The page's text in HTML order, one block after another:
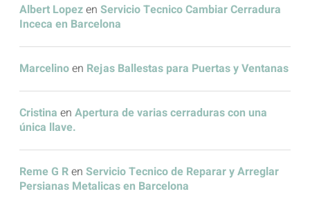
Albert Lopezen Servicio Tecnico Cambiar Cerradura
Inceca en Barcelona
Marcelinoen Rejas Ballestas para Puertas y Ventanas
Cristina en Apertura de varias cerraduras con una
única llave.
Reme G Ren Servicio Tecnico de Reparar y Arreglar
Persianas Metalicas en Barcelona